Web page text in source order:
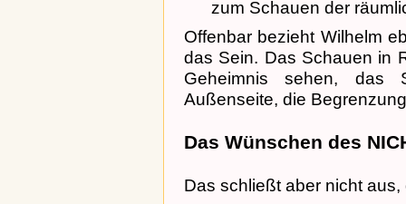
zum Schauen der
Offenbar bezieht Wilhelm
das Sein. Das Schauen in
Geheimnis sehen,
Außenseite, die
Das Wünschen des
Das schließt aber nicht